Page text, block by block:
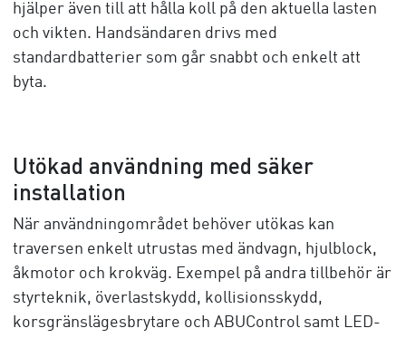
hjälper även till att hålla koll på den aktuella lasten
och vikten. Handsändaren drivs med
standardbatterier som går snabbt och enkelt att
byta.
Utökad användning med säker
installation
När användningområdet behöver utökas kan
traversen enkelt utrustas med ändvagn, hjulblock,
åkmotor och krokväg. Exempel på andra tillbehör är
styrteknik, överlastskydd, kollisionsskydd,
korsgränslägesbrytare och ABUControl samt LED-